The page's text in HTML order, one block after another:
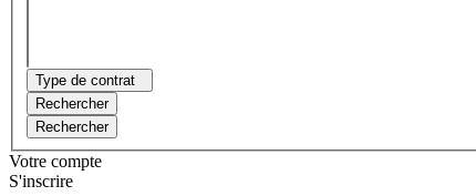
Type de contrat
Rechercher
Rechercher
Votre compte
S'inscrire